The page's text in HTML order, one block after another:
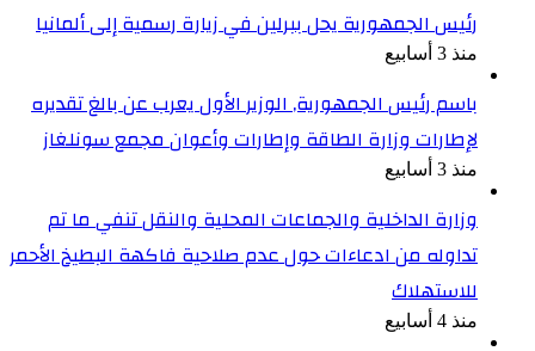
رئيس الجمهورية يحل ببرلين في زيارة رسمية إلى ألمانيا
منذ 3 أسابيع
باسم رئيس الجمهورية, الوزير الأول يعرب عن بالغ تقديره
لإطارات وزارة الطاقة وإطارات وأعوان مجمع سونلغاز
منذ 3 أسابيع
وزارة الداخلية والجماعات المحلية والنقل تنفي ما تم
تداوله من ادعاءات حول عدم صلاحية فاكهة البطيخ الأحمر
للاستهلاك
منذ 4 أسابيع